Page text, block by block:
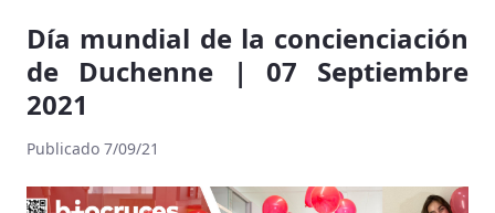
Día mundial de la concienciación
de Duchenne | 07 Septiembre
2021
Publicado 7/09/21